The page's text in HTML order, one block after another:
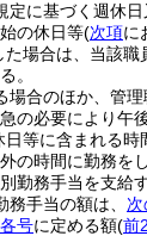
定に基づく週休
の休日等(次項に
た場合は、当該職
。
場合のほか、管
の必要により午
日等に含まれる時
の時間に勤務を
勤務手当を支給す
手当の額は、
号に定める額(前